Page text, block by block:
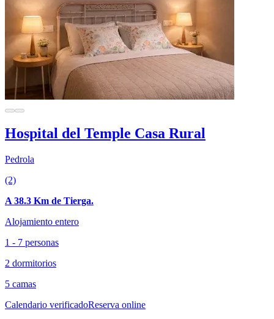
Hospital del Temple Casa Rural
Pedrola
(2)
A 38.3 Km de Tierga.
Alojamiento entero
1 - 7 personas
2 dormitorios
5 camas
Calendario verificadoReserva online